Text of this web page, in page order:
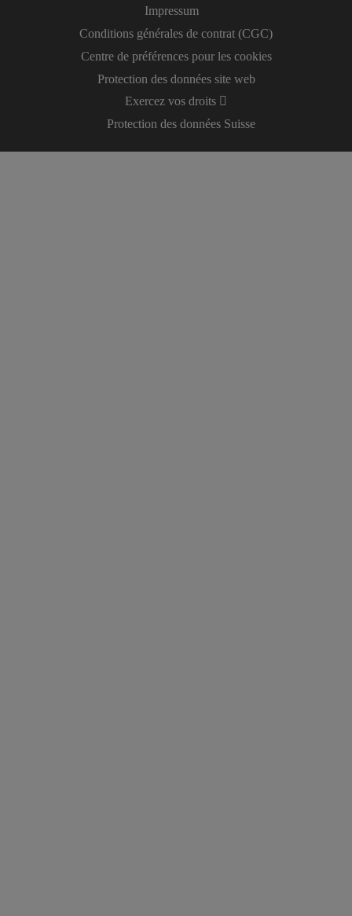
Impressum
Conditions générales de contrat (CGC)
Centre de préférences pour les cookies
Protection des données site web
Exercez vos droits
Protection des données Suisse